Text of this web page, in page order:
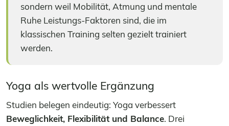
sondern weil Mobilität, Atmung und mentale
Ruhe Leistungs-Faktoren sind, die im
klassischen Training selten gezielt trainiert
werden.
Yoga als wertvolle Ergänzung
Studien belegen eindeutig: Yoga verbessert
Beweglichkeit, Flexibilität und Balance. Drei